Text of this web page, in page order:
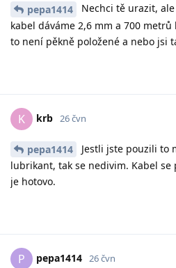
pepa1414
Nechci tě urazit,
kabel dáváme 2,6 mm a 700
to není pěkně položené a nebo jsi
K krb 26 čvn
pepa1414
Jestli jste pouzili to
lubrikant, tak se nedivim. Kabel se
je hotovo.
P pepa1414 26 čvn